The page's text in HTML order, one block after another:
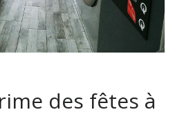
des fêtes à